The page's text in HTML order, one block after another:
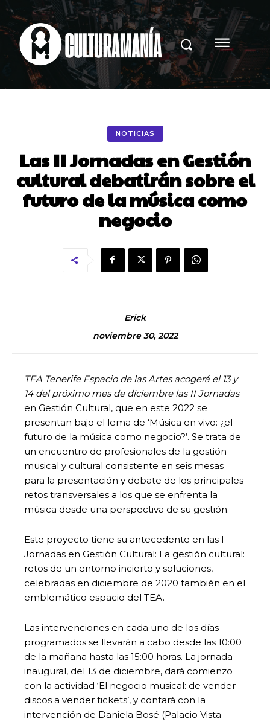
NOTICIAS
Las II Jornadas en Gestión
cultural debatirán sobre el
futuro de la música como
negocio
Erick
noviembre 30, 2022
TEA Tenerife Espacio de las Artes acogerá el 13 y
14 del próximo mes de diciembre las II Jornadas
en Gestión Cultural, que en este 2022 se
presentan bajo el lema de ‘Música en vivo: ¿el
futuro de la música como negocio?’. Se trata de
un encuentro de profesionales de la gestión
musical y cultural consistente en seis mesas
para la presentación y debate de los principales
retos transversales a los que se enfrenta la
música desde una perspectiva de su gestión.
Este proyecto tiene su antecedente en las I
Jornadas en Gestión Cultural: La gestión cultural:
retos de un entorno incierto y soluciones,
celebradas en diciembre de 2020 también en el
emblemático espacio del TEA.
Las intervenciones en cada uno de los días
programados se llevarán a cabo desde las 10:00
de la mañana hasta las 15:00 horas. La jornada
inaugural, del 13 de diciembre, dará comienzo
con la actividad ‘El negocio musical: de vender
discos a vender tickets’, y contará con la
intervención de Daniela Bosé (Palacio Vista